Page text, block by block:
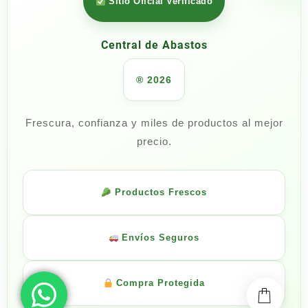
Central de Abastos
® 2026
Frescura, confianza y miles de productos al mejor
precio.
Productos Frescos
Envíos Seguros
Compra Protegida